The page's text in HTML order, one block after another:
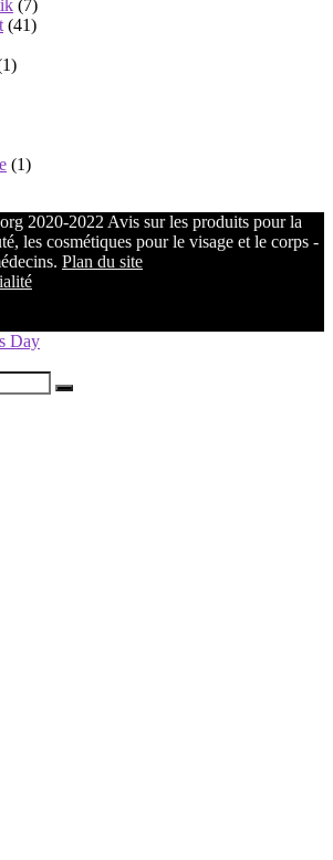
(7)
(41)
(1)
2020-2022 Avis sur les produits pour la
les cosmétiques pour le visage et le corps -
Plan du site